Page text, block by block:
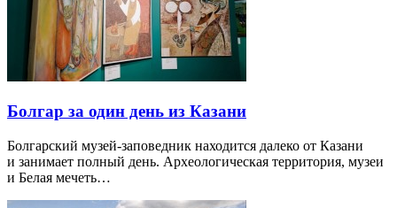
Болгар за один день из Казани
Болгарский музей-заповедник находится далеко от Казани
и занимает полный день. Археологическая территория, музеи
и Белая мечеть…